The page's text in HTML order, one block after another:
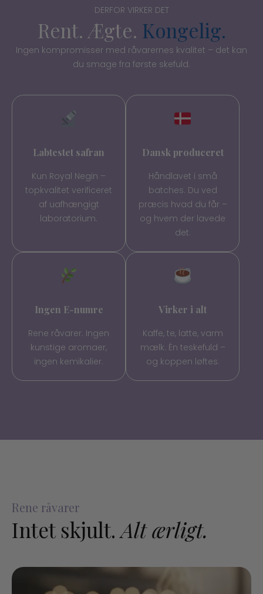
Fedt : 0,5 g
DERFOR VIRKER DET
Rent. Ægte. Kongelig.
Ingen kompromisser med råvarernes kvalitet – det kan
du smage fra første skefuld.
Labtestet safran
Kun Royal Negin –
topkvalitet verificeret
af uafhængigt
laboratorium.
Dansk produceret
Håndlavet i små
batches. Du ved
præcis hvad du får –
og hvem der lavede
det.
Ingen E-numre
Rene råvarer. Ingen
kunstige aromaer,
ingen kemikalier.
Virker i alt
Kaffe, te, latte, varm
mælk. Én teskefuld –
og koppen løftes.
Rene råvarer
Intet skjult.Alt ærligt.